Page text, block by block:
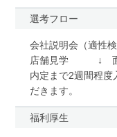
選考フロー
会社説明会（適
店舗見学 ↓ 面
内定まで2週間程度
だきます。
福利厚生